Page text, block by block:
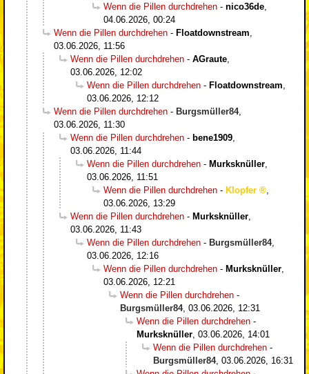
Wenn die Pillen durchdrehen - nico36de
04.06.2026, 00:24
Wenn die Pillen durchdrehen - Floatdownstream
03.06.2026, 11:56
Wenn die Pillen durchdrehen - AGraute
03.06.2026, 12:02
Wenn die Pillen durchdrehen - Floatdownstream
03.06.2026, 12:12
Wenn die Pillen durchdrehen - Burgsmüller84,
03.06.2026, 11:30
Wenn die Pillen durchdrehen - bene1909
03.06.2026, 11:44
Wenn die Pillen durchdrehen - Murksknüller
03.06.2026, 11:51
Wenn die Pillen durchdrehen - Klopfer
03.06.2026, 13:29
Wenn die Pillen durchdrehen - Murksknüller
03.06.2026, 11:43
Wenn die Pillen durchdrehen - Burgsmüller84,
03.06.2026, 12:16
Wenn die Pillen durchdrehen - Murksknüller
03.06.2026, 12:21
Wenn die Pillen durchdrehen -
Burgsmüller84, 03.06.2026, 12:31
Wenn die Pillen durchdrehen -
Murksknüller 03.06.2026, 14:01
Wenn die Pillen durchdrehen -
Burgsmüller84, 03.06.2026, 16:31